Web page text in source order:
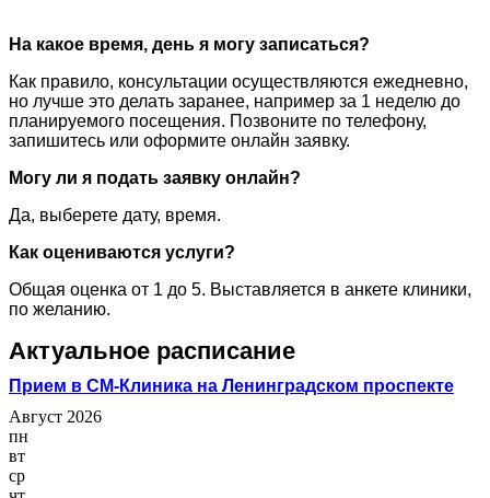
На какое время, день я могу записаться?
Как правило, консультации осуществляются ежедневно,
но лучше это делать заранее, например за 1 неделю до
планируемого посещения. Позвоните по телефону,
запишитесь или оформите онлайн заявку.
Могу ли я подать заявку онлайн?
Да, выберете дату, время.
Как оцениваются услуги?
Общая оценка от 1 до 5. Выставляется в анкете клиники,
по желанию.
Актуальное расписание
Прием в СМ-Клиника на Ленинградском проспекте
Август 2026
пн
вт
ср